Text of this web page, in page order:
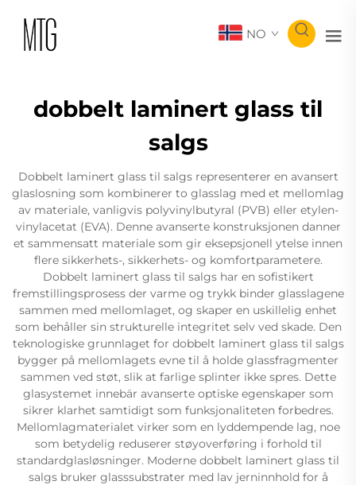
NO
dobbelt laminert glass til
salgs
Dobbelt laminert glass til salgs representerer en avansert
glaslosning som kombinerer to glasslag med et mellomlag
av materiale, vanligvis polyvinylbutyral (PVB) eller etylen-
vinylacetat (EVA). Denne avanserte konstruksjonen danner
et sammensatt materiale som gir eksepsjonell ytelse innen
flere sikkerhets-, sikkerhets- og komfortparametere.
Dobbelt laminert glass til salgs har en sofistikert
fremstillingsprosess der varme og trykk binder glasslagene
sammen med mellomlaget, og skaper en uskillelig enhet
som behåller sin strukturelle integritet selv ved skade. Den
teknologiske grunnlaget for dobbelt laminert glass til salgs
bygger på mellomlagets evne til å holde glassfragmenter
sammen ved støt, slik at farlige splinter ikke spres. Dette
glasystemet innebär avanserte optiske egenskaper som
sikrer klarhet samtidigt som funksjonaliteten forbedres.
Mellomlagmaterialet virker som en lyddempende lag, noe
som betydelig reduserer støyoverføring i forhold til
standardglasløsninger. Moderne dobbelt laminert glass til
salgs bruker glasssubstrater med lav jerninnhold for å